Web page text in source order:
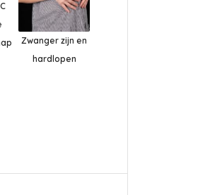
Zwanger zijn en
hardlopen